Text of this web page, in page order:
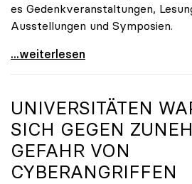
es Gedenkveranstaltungen,
Ausstellungen und Symposien.
uniko-Präsidentin Brigitte Hütter
...weiterlesen
UNIVERSITÄTEN
SICH GEGEN
GEFAHR VON
CYBERANGRIFFEN